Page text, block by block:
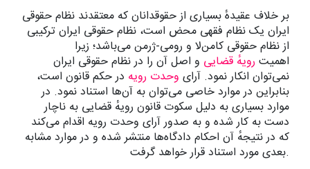
بر خلاف عقیدهٔ بسیاری از حقوقدانان که معتقدند نظام حقوقی
ایران یک نظام فقهی محض است، نظام حقوقی ایران ترکیبی
از نظام حقوقی کامن‌لا و رومی-ژرمن می‌باشد؛ زیرا
اهمیت رویهٔ قضایی و اصل آن را در نظام حقوقی ایران
نمی‌توان انکار نمود. آرای وحدت رویه در حکم قانون است،
بنابراین در موارد خاصی می‌توان به آن‌ها استناد نمود. در
موارد بسیاری به دلیل سکوت قانون رویهٔ قضایی به ناچار
دست به کار شده و به صدور آرای وحدت رویه اقدام می‌کند
که در نتیجهٔ آن احکام دادگاه‌ها منتشر شده و در موارد مشابه
بعدی مورد استناد قرار خواهد گرفت.